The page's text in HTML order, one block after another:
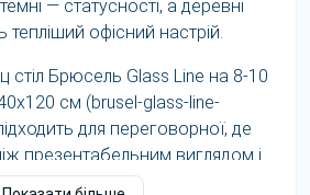
— статусності, а деревні
офісний настрій.
Брюсель Glass Line на 8-10
см (brusel-glass-line-
для переговорної, де
презентабельним виглядом і